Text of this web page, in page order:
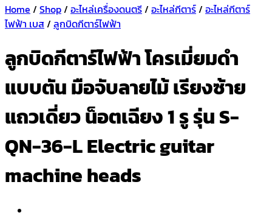
Home / Shop/ อะไหล่เครื่องดนตรี/ อะไหล่กีตาร์/ อะไหล่กีตาร์
ไฟฟ้า เบส/ ลูกบิดกีตาร์ไฟฟ้า
ลูกบิดกีตาร์ไฟฟ้า โครเมี่ยมดำ
แบบตัน มือจับลายไม้ เรียงซ้าย
แถวเดี่ยว น็อตเฉียง 1 รู รุ่น S-
QN-36-L Electric guitar
machine heads